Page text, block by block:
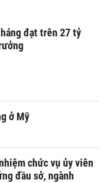
đạt trên 27 tỷ
ở Mỹ
chức vụ ủy viên
đầu sở, ngành